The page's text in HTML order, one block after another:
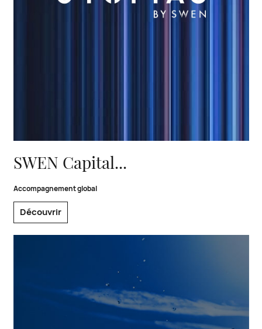
SWEN Capital...
Accompagnement global
Découvrir